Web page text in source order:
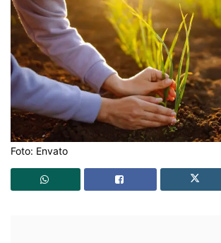
Foto: Envato